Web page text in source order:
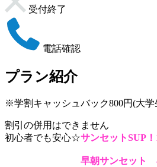
受付終了
電話確認
プラン紹介
※学割キャッシュバック800円(大
割引の併用はできません
初心者でも安心☆サンセットSUP
早朝サンセット 早朝